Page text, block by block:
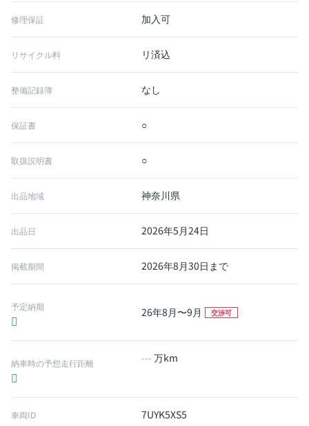
修理保証 加入可
リサイクル料 リ済込
整備記録簿 なし
保証書 ○
取扱説明書 ○
出品地域 神奈川県
出品日 2026年5月24日
掲載期間 2026年8月30日まで
予定納期 26年8月〜9月 交渉可
納車時の予想走行距離 --- 万km
車両ID 7UYK5XS5